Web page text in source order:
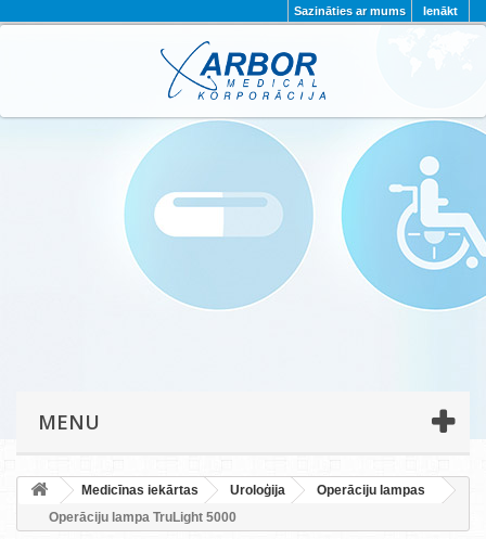
Ienākt
Sazināties ar mums
PAR MUMS PROJEKTI
KONTAKTI
PRIVĀTUMA POLITIKA
MENU
Medicīnas iekārtas Uroloģija
Operāciju lampas
Operāciju lampa TruLight 5000